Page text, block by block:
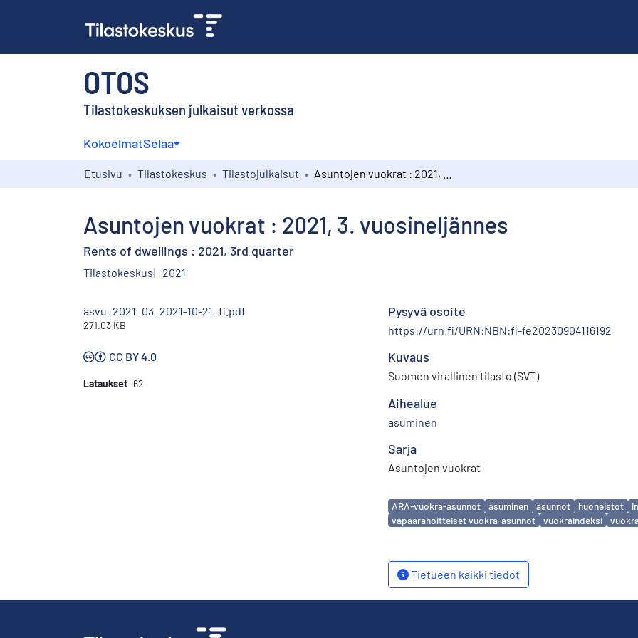
OTOS
Tilastokeskuksen julkaisut verkossa
KokoelmatSelaa
Etusivu Tilastokeskus Tilastojulkaisut
Asuntojen vuokrat : 2021, 3. vuosineljännes
Rents of dwellings : 2021, 3rd quarter
Tilastokeskus 2021
asvu_2021_03_2021-10-21_fi.pdf
271.03 KB
CC BY 4.0
Lataukset 62
Pysyvä osoite
https://urn.fi/URN:NBN:fi-fe20230904116192
Kuvaus
Suomen virallinen tilasto (SVT)
Aihealue
asuminen
Sarja
Asuntojen vuokrat
Avainsanat
ARA-vuokra-asunnot asuminen asunnot huoneistot
vapaarahoitteiset vuokra-asunnot
vuokraindeksi
Tietueen kaikki tiedot